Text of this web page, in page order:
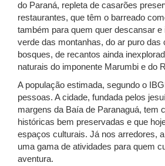
do Paraná, repleta de casarões
restaurantes, que têm o barreado
também para quem quer descansar e
verde das montanhas, do ar puro das
bosques, de recantos ainda
naturais do imponente Marumbi e do
A população estimada, segundo o
pessoas. A cidade, fundada pelos
margens da Baía de Paranaguá, tem
históricas bem preservadas e que
espaços culturais. Já nos arredores,
uma gama de atividades para quem
aventura.